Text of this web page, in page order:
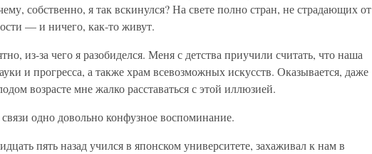
собственно, я так вскинулся? На свете полно стран, не страдающих от
— и ничего, как-то живут.
из-за чего я разобиделся. Меня с детства приучили считать, что наша
и прогресса, а также храм всевозможных искусств. Оказывается, даже
возрасте мне жалко расставаться с этой иллюзией.
одно довольно конфузное воспоминание.
пять назад учился в японском университете, захаживал к нам в